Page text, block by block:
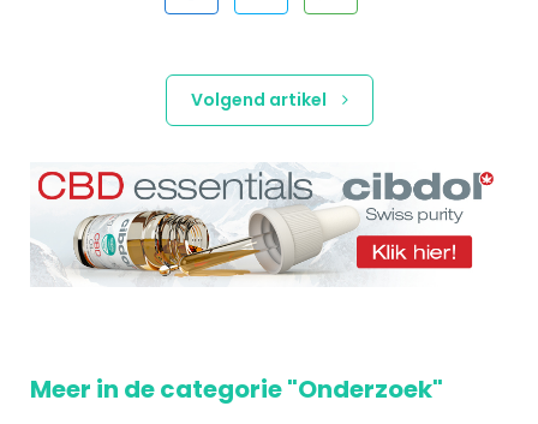
Volgend artikel
Meer in de categorie "Onderzoek"